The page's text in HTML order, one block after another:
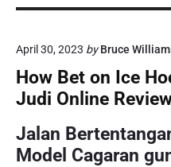
April 30, 2023 by Bruce
How Bet on Ice
Judi Online
Jalan
Model Cagaran